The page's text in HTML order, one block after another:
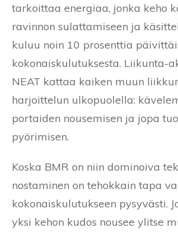
tarkoittaa energiaa, jonka keho
ravinnon sulattamiseen ja
kuluu noin 10 prosenttia
kokonaiskulutuksesta. Liikunta-
NEAT kattaa kaiken muun
harjoittelun ulkopuolella:
portaiden nousemisen ja jopa
pyörimisen.
Koska BMR on niin dominoiva
nostaminen on tehokkain tapa
kokonaiskulutukseen pysyvästi.
yksi kehon kudos nousee ylitse